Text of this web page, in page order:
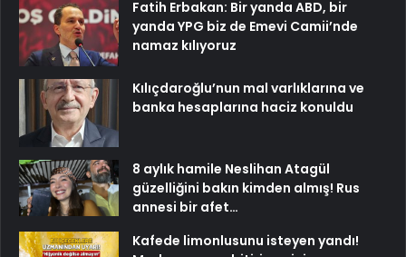
Fatih Erbakan: Bir yanda ABD, bir
yanda YPG biz de Emevi Camii’nde
namaz kılıyoruz
Kılıçdaroğlu’nun mal varlıklarına ve
banka hesaplarına haciz konuldu
8 aylık hamile Neslihan Atagül
güzelliğini bakın kimden almış! Rus
annesi bir afet…
Kafede limonlusunu isteyen yandı!